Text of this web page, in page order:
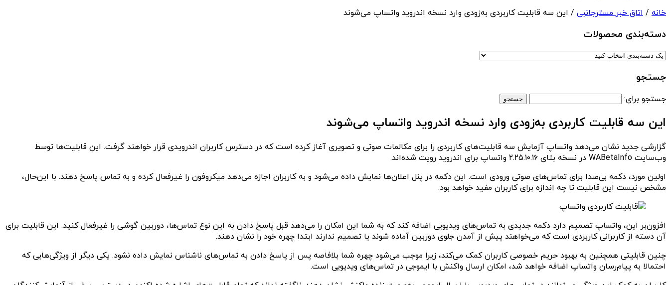
خانه / اتاق خبر مسترجانبی / این سه قابلیت کاربردی به‌زودی وارد نسخه اندروید واتساپ می‌شوند
دسته‌بندی‌ محصولات
جستجو
جستجو برای:
این سه قابلیت کاربردی به‌زودی وارد نسخه اندروید واتساپ می‌شوند
گزارشی جدید نشان می‌دهد واتساپ آزمایش سه قابلیت‌های کاربردی را برای مکالمات صوتی و تصویری آغاز کرده است که در دسترس کاربران اندرویدی قرار خواهند گرفت. این قابلیت‌ها توسط
وب‌سایت WABetaInfo در نسخه بتای ۲.۲۵.۱۰.۱۶ واتساپ برای اندروید رویت شده‌اند.
اولین مورد، دکمه بی‌صدا برای تماس‌های صوتی ورودی است. این دکمه در پنل اعلان‌ها نمایش داده می‌شود و به کاربران اجازه می‌دهد میکروفون را غیرفعال کرده و به تماس پاسخ دهند. با این‌حال،
مشخص نیست این قابلیت تا چه اندازه برای کاربران مفید خواهد بود.
افزون‌بر این، واتساپ تصمیم دارد دکمه جدیدی به تماس‌های ویدیویی اضافه کند که به شما این امکان را می‌دهد قبل پاسخ دادن به این نوع تماس‌ها، دوربین گوشی را غیرفعال کنید. این قابلیت برای
آن دسته از کاربرانی کاربردی است که می‌خواهند پیش از آمدن جلوی دوربین آماده شوند یا تصمیم ندارند ابتدا چهره خود را نشان دهند.
چنین قابلیتی همچنین به بهبود حریم خصوصی کاربران کمک می‌کند، زیرا موجب می‌شود چهره شما بلافاصه پس از پاسخ دادن به تماس‌های ناشناس نمایش داده نشود. یکی دیگر از ویژگی‌هایی که
احتمالا به پیام‌رسان واتساپ اضافه خواهد شد، امکان ارسال واکنش با ایموجی در تماس‌های ویدیویی است.